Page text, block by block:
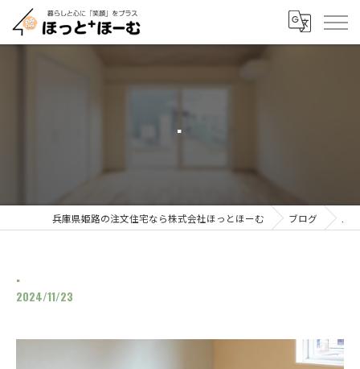
.
兵庫県姫路の注文住宅なら株式会社ほっとほーむ ブログ
.
2024/11/23